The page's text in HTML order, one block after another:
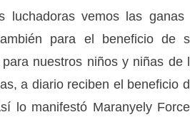
luchadoras vemos las ganas
para el beneficio de
nuestros niños y niñas de
a diario reciben el beneficio
lo manifestó Maranyely